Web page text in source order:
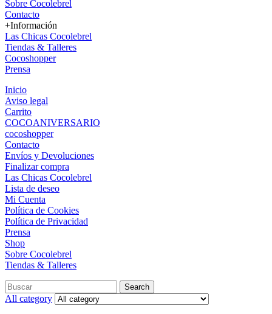
Sobre Cocolebrel
Contacto
+Información
Las Chicas Cocolebrel
Tiendas & Talleres
Cocoshopper
Prensa
Inicio
Aviso legal
Carrito
COCOANIVERSARIO
cocoshopper
Contacto
Envíos y Devoluciones
Finalizar compra
Las Chicas Cocolebrel
Lista de deseo
Mi Cuenta
Política de Cookies
Política de Privacidad
Prensa
Shop
Sobre Cocolebrel
Tiendas & Talleres
Search
All category